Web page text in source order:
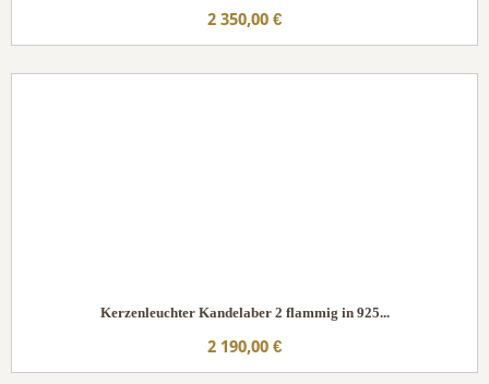
2 350,00 €
Kerzenleuchter Kandelaber 2 flammig in 925...
2 190,00 €